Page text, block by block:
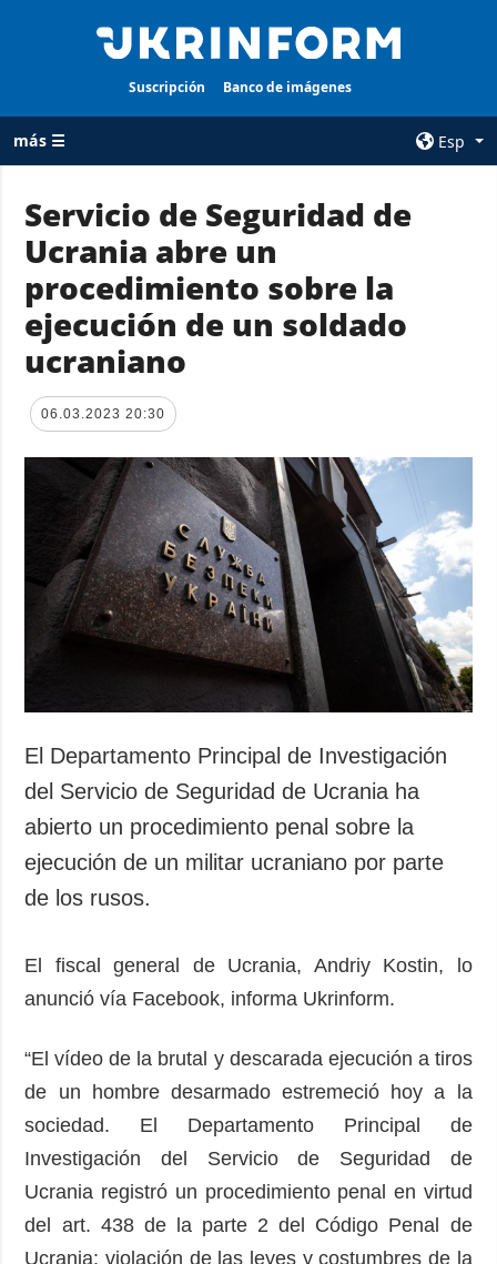
Suscripción Banco de imágenes
más ☰
Esp
TODAS LAS
CATEGORÍAS
Guerra
Reconstrucción
de Ucrania
Política
Economía
Defensa
Sociedad y
Cultura
Deportes
Crimen
Desastres y
sobre la agencia
contacto
privacidad y
protección de
datos personales
ADICIONAL
Podcasts
Publicaciones
Entrevistas
Fotos
Video
SERVICIOS
Suscripción
Banco de
imágenes
Servicio de Seguridad de
Ucrania abre un
procedimiento sobre la
ejecución de un soldado
ucraniano
06.03.2023 20:30
El Departamento Principal de Investigación
del Servicio de Seguridad de Ucrania ha
abierto un procedimiento penal sobre la
ejecución de un militar ucraniano por parte
de los rusos.
El fiscal general de Ucrania, Andriy Kostin, lo
anunció vía Facebook, informa Ukrinform.
“El vídeo de la brutal y descarada ejecución a tiros
de un hombre desarmado estremeció hoy a la
sociedad. El Departamento Principal de
Investigación del Servicio de Seguridad de
Ucrania registró un procedimiento penal en virtud
del art. 438 de la parte 2 del Código Penal de
Ucrania: violación de las leyes y costumbres de la